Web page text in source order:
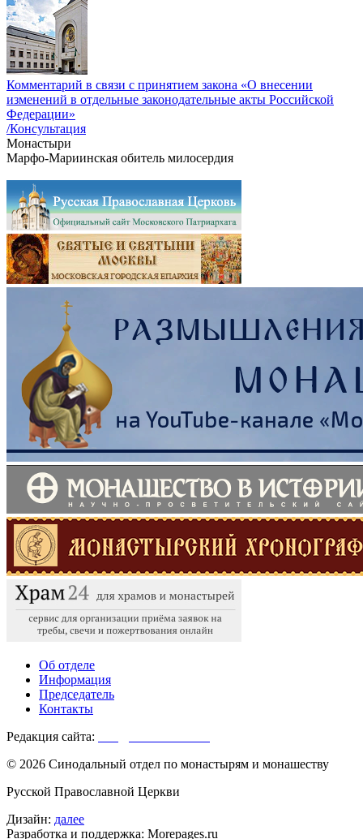
Комментарий в связи с принятием закона «О внесении
изменений в отдельные законодательные акты Российской
Федерации»
/Консультация
Монастыри
Марфо-Мариинская обитель милосердия
Об отделе
Информация
Председатель
Контакты
Редакция сайта:
© 2026 Синодальный отдел по монастырям и монашеству
Русской Православной Церкви
Дизайн: далее
Разработка и поддержка: Morepages.ru